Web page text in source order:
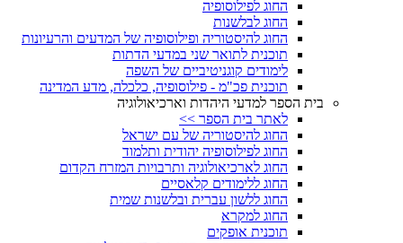
החוג לפילוסופיה
החוג לבלשנות
החוג להיסטוריה ופילוסופיה של המדעים והרעיונות
תוכנית לתואר שני במדעי הדתות
לימודים קוגניטיביים של השפה
תוכנית פכ"מ - פילוסופיה, כלכלה, מדע המדינה
בית הספר למדעי היהדות וארכיאולוגיה
לאתר בית הספר >>
החוג להיסטוריה של עם ישראל
החוג לפילוסופיה יהודית ותלמוד
החוג לארכיאולוגיה ותרבויות המזרח הקדום
החוג ללימודים קלאסיים
החוג ללשון עברית ובלשנות שמית
החוג למקרא
תוכנית אופקים